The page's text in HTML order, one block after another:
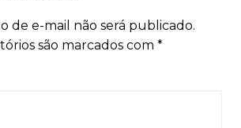
de e-mail não será publicado.
são marcados com *